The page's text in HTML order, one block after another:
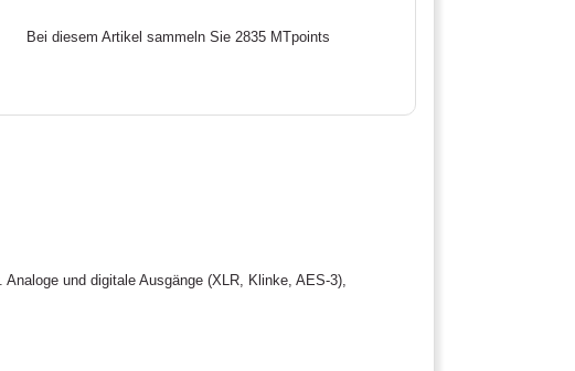
Bei diesem Artikel sammeln Sie 2835 MTpoints
und digitale Ausgänge (XLR, Klinke, AES-3),